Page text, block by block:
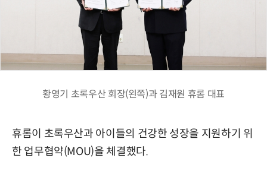
황영기 초록우산 회장(왼쪽)과 김재원 휴롬 대표
휴롬이 초록우산과 아이들의 건강한 성장을 지원하기 위
한 업무협약(MOU)을 체결했다.